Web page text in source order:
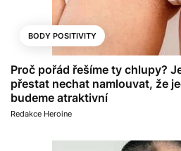
BODY POSITIVITY
Proč pořád řešíme ty chlupy?
přestat nechat namlouvat, že
budeme atraktivní
Redakce Heroine